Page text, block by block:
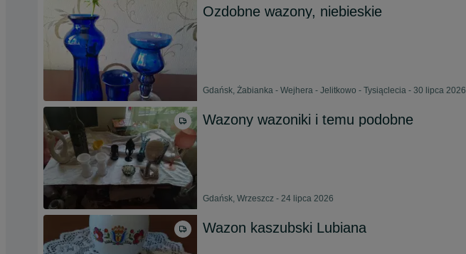
Ozdobne wazony, niebieskie
Gdańsk, Żabianka - Wejhera - Jelitkowo - Tysiąclecia - 30 lipca 2026
Wazony wazoniki i temu podobne
Gdańsk, Wrzeszcz - 24 lipca 2026
Wazon kaszubski Lubiana